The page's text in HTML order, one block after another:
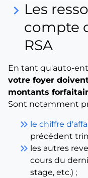
keyboard_arrow_right Les
compte
RSA
En tant qu'auto-
votre foyer
montants
Sont notamment
keyboard_double_arrow_right le chiffre
précédent
keyboard_double_arrow_right les autres
cours du
stage, etc.) ;